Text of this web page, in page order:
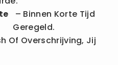
– Binnen Korte Tijd
Geregeld.
Of Overschrijving, Jij